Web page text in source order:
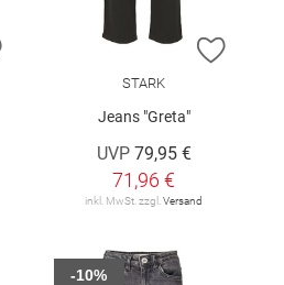
ZUR WUNSCHLISTE HINZUFÜGEN
ZUR
STARK
Jeans "Greta"
UVP 79,95 €
71,96 €
inkl. MwSt. zzgl. Versand
-10%